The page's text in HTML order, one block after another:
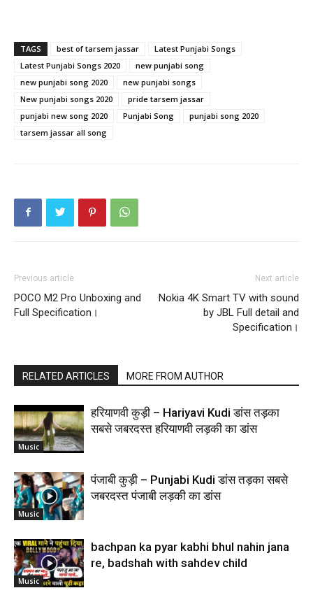
TAGS best of tarsem jassar
Latest Punjabi Songs
Latest Punjabi Songs 2020
new punjabi song
new punjabi song 2020
new punjabi songs
New punjabi songs 2020
pride tarsem jassar
punjabi new song 2020
Punjabi Song
punjabi song 2020
tarsem jassar all song
Previous article
POCO M2 Pro Unboxing and
Full Specification।
Next article
Nokia 4K Smart TV with sound
by JBL Full detail and
Specification।
RELATED ARTICLES MORE FROM AUTHOR
Music
हरियाणवी कुड़ी – Hariyavi Kudi डांस तड़का
सबसे जबरदस्त हरियाणवी लड़की का डांस
Music
पंजाबी कुड़ी – Punjabi Kudi डांस तड़का सबसे
जबरदस्त पंजाबी लड़की का डांस
Music
bachpan ka pyar kabhi bhul nahin jana
re, badshah with sahdev child